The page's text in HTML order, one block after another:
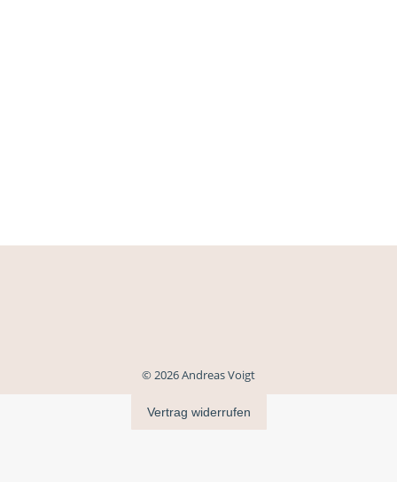
© 2026 Andreas Voigt
Vertrag widerrufen